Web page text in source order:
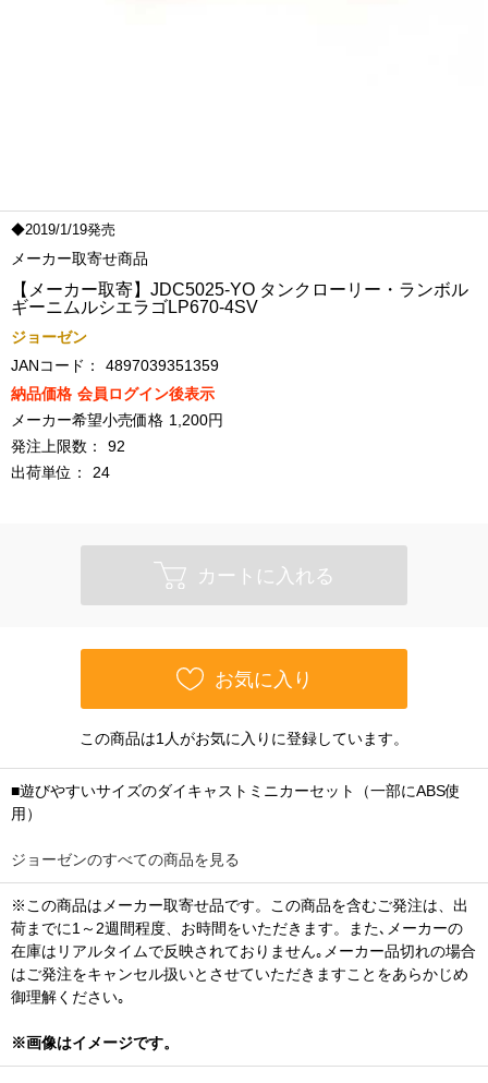
◆2019/1/19発売
メーカー取寄せ商品
【メーカー取寄】JDC5025-YO タンクローリー・ランボル
ギーニムルシエラゴLP670-4SV
ジョーゼン
JANコード：
4897039351359
納品価格 会員ログイン後表示
メーカー希望小売価格 1,200円
発注上限数：
92
出荷単位：
24
カートに入れる
お気に入り
この商品は1人がお気に入りに登録しています。
■遊びやすいサイズのダイキャストミニカーセット（一部にABS使
用）
ジョーゼンのすべての商品を見る
※この商品はメーカー取寄せ品です。この商品を含むご発注は、出
荷までに1～2週間程度、お時間をいただきます。また､メーカーの
在庫はリアルタイムで反映されておりません｡メーカー品切れの場合
はご発注をキャンセル扱いとさせていただきますことをあらかじめ
御理解ください｡
※画像はイメージです。